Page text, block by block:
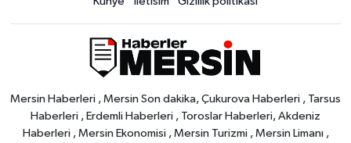
Mersin Haberleri , Mersin Son dakika, Çukurova Haberleri , Tarsus
Haberleri , Erdemli Haberleri , Toroslar Haberleri, Akdeniz
Haberleri , Mersin Ekonomisi , Mersin Turizmi , Mersin Limanı ,